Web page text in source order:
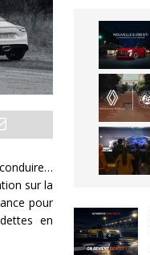
sur la
pour
en